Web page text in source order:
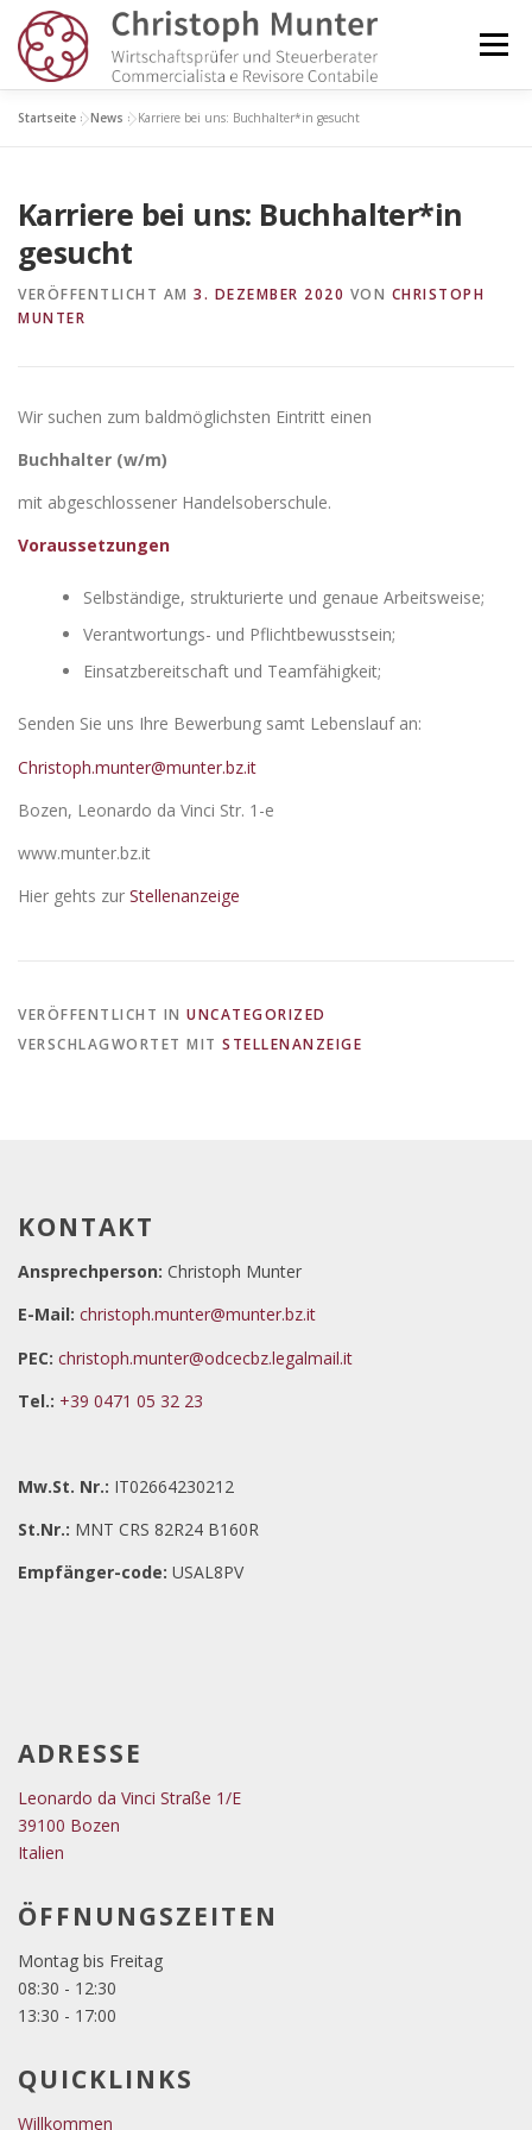
Zum
Inhalt
springen
Menü
KANZLEI DIENSTLEISTUNGEN
GLOSSAR KUNDENLOGIN KONTAKT
Startseite »News »Karriere bei uns: Buchhalter*in gesucht
Karriere bei uns: Buchhalter*in
gesucht
VERÖFFENTLICHT AM 3. DEZEMBER 2020 VON CHRISTOPH
MUNTER
Wir suchen zum baldmöglichsten Eintritt einen
Buchhalter (w/m)
mit abgeschlossener Handelsoberschule.
Voraussetzungen
Selbständige, strukturierte und genaue Arbeitsweise;
Verantwortungs- und Pflichtbewusstsein;
Einsatzbereitschaft und Teamfähigkeit;
Senden Sie uns Ihre Bewerbung samt Lebenslauf an:
Christoph.munter@munter.bz.it
Bozen, Leonardo da Vinci Str. 1-e
www.munter.bz.it
Hier gehts zur Stellenanzeige
VERÖFFENTLICHT IN UNCATEGORIZED
VERSCHLAGWORTET MIT STELLENANZEIGE
KONTAKT
Ansprechperson: Christoph Munter
E-Mail: christoph.munter@munter.bz.it
PEC: christoph.munter@odcecbz.legalmail.it
Tel.: +39 0471 05 32 23
Mw.St. Nr.: IT02664230212
St.Nr.: MNT CRS 82R24 B160R
Empfänger-code: USAL8PV
ADRESSE
Leonardo da Vinci Straße 1/E
39100 Bozen
Italien
ÖFFNUNGSZEITEN
Montag bis Freitag
08:30 - 12:30
13:30 - 17:00
QUICKLINKS
Willkommen